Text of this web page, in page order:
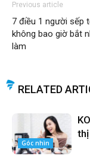
Previous article
7 điều 1 người sếp
không bao giờ bắt
làm
RELATED
Góc nhìn